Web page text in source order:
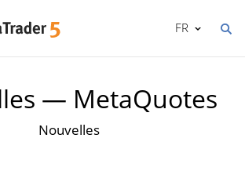
FR
— MetaQuotes
Nouvelles